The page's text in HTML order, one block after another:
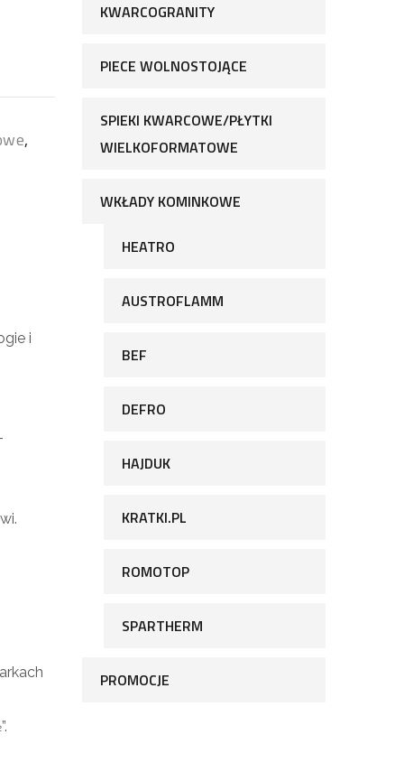
,
i
KWARCOGRANITY
PIECE WOLNOSTOJĄCE
SPIEKI KWARCOWE/PŁYTKI
WIELKOFORMATOWE
WKŁADY KOMINKOWE
HEATRO
AUSTROFLAMM
BEF
DEFRO
HAJDUK
KRATKI.PL
ROMOTOP
SPARTHERM
PROMOCJE